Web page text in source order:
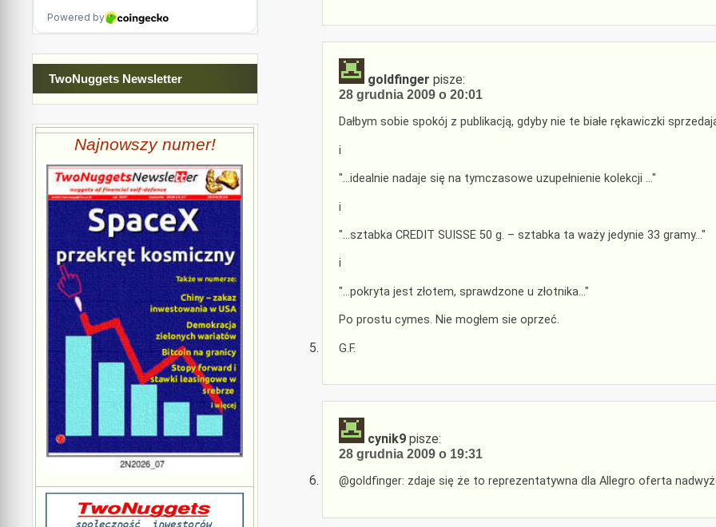
goldfinger pisze:
28 grudnia 2009 o 20:01
Dałbym sobie spokój z publikacją, gdyby nie te białe rękawiczki
i
"…idealnie nadaje się na tymczasowe uzupełnienie kolekcji …"
i
"…sztabka CREDIT SUISSE 50 g. – sztabka ta waży jedynie 33 gramy…"
i
"…pokryta jest złotem, sprawdzone u złotnika…"
Po prostu cymes. Nie mogłem sie oprzeć.
G.F.
cynik9 pisze:
28 grudnia 2009 o 19:31
@goldfinger: zdaje się że to reprezentatywna dla Allegro oferta
TwoNuggets Newsletter
Najnowszy numer!